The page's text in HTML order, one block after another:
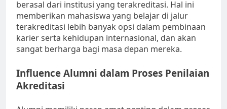
berasal dari institusi yang terakreditasi. Hal ini
memberikan mahasiswa yang belajar di jalur
terakreditasi lebih banyak opsi dalam pembinaan
karier serta kehidupan internasional, dan akan
sangat berharga bagi masa depan mereka.
Influence Alumni dalam Proses Penilaian
Akreditasi